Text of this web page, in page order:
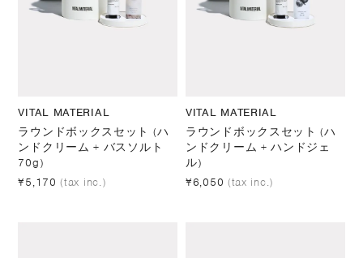
VITAL MATERIAL
ラウンドボックスセット (ハ
ンドクリーム + バスソルト
70g)
¥5,170 (tax inc.)
VITAL MATERIAL
ラウンドボックスセット (ハ
ンドクリーム + ハンドジェ
ル)
¥6,050 (tax inc.)